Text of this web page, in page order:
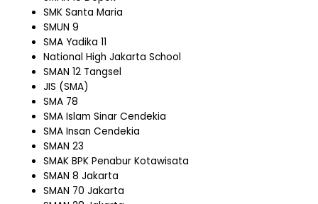
SMK Santa Maria
SMUN 9
SMA Yadika 11
National High Jakarta School
SMAN 12 Tangsel
JIS (SMA)
SMA 78
SMA Islam Sinar Cendekia
SMA Insan Cendekia
SMAN 23
SMAK BPK Penabur Kotawisata
SMAN 8 Jakarta
SMAN 70 Jakarta